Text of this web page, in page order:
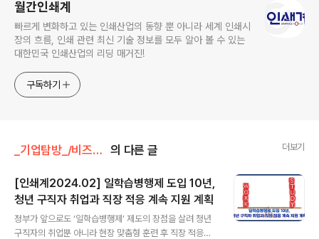
월간인쇄계
빠르게 변화하고 있는 인쇄산업의 동향 뿐 아니라 세계 인쇄시
장의 흐름, 인쇄 관련 최신 기술 정보를 모두 알아 볼 수 있는
대한민국 인쇄산업의 리딩 매거진!
구독하기
_기업탐방_/비즈니스포커스 의 다른 글 더보기
[인쇄계2024.02] 일학습병행제 도입 10년,
청년 구직자 취업과 직장 적응 계속 지원 계획
정부가 앞으로도 ‘일학습병행제’ 제도의 장점을 살려 청년
구직자의 취업뿐 아니라 현장 맞춤형 훈련 후 직장 적응까